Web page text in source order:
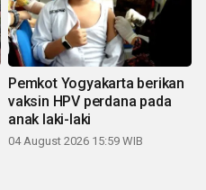
Pemkot Yogyakarta berikan
vaksin HPV perdana pada
anak laki-laki
04 August 2026 15:59 WIB